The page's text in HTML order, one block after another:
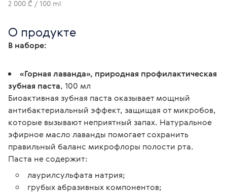
2 000 ₾ / 100 ml
О продукте
В наборе:
«Горная лаванда», природная профилактическая
зубная паста, 100 мл
Биоактивная зубная паста оказывает мощный
антибактериальный эффект, защищая от микробов,
которые вызывают неприятный запах. Натуральное
эфирное масло лаванды помогает сохранить
правильный баланс микрофлоры полости рта.
Паста не содержит:
лаурилсульфата натрия;
грубых абразивных компонентов;